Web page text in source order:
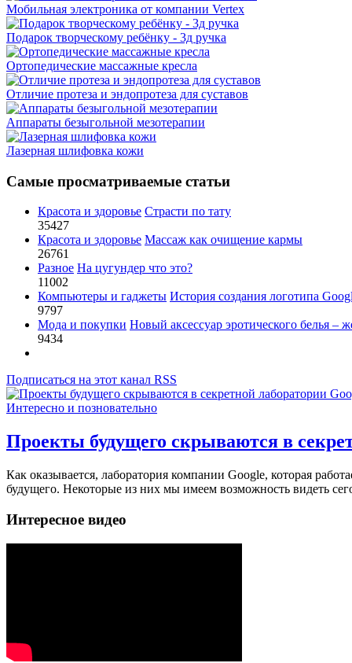
Мобильная электроника от компании Vertex
Подарок творческому ребёнку - 3д ручка
Ортопедические массажные кресла
Отличие протеза и эндопротеза для суставов
Аппараты безыгольной мезотерапии
Лазерная шлифовка кожи
Самые просматриваемые статьи
Красота и здоровье Страсти по тату
35427
Красота и здоровье Массаж как очищение кармы
26761
Разное На цугундер что это?
11002
Компьютеры и гаджеты История создания логотипа
9797
Мода и покупки Новый аксессуар эротического белья –
9434
Подписаться на этот канал RSS
Интересно и позновательно
Проекты будущего скрываются в
Как оказывается, лаборатория компании Google, которая
будущего. Некоторые из них мы имеем возможность видеть
Интересное видео